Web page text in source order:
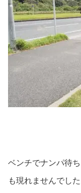
ベンチでナンパ待
も現れませんでし